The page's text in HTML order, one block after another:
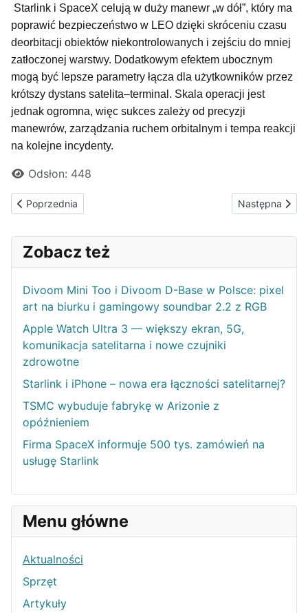
Menu główne
Aktualności
Sprzęt
Artykuły
Starlink i SpaceX celują w duży manewr „w dół”, który ma
poprawić bezpieczeństwo w LEO dzięki skróceniu czasu
deorbitacji obiektów niekontrolowanych i zejściu do mniej
zatłoczonej warstwy. Dodatkowym efektem ubocznym
mogą być lepsze parametry łącza dla użytkowników przez
krótszy dystans satelita–terminal. Skala operacji jest
jednak ogromna, więc sukces zależy od precyzji
manewrów, zarządzania ruchem orbitalnym i tempa reakcji
na kolejne incydenty.
Odsłon: 448
Poprzednia strona: MSI GeForce RTX 5090 32G LIGHTNING Z
Poprzednia Następna
Następna
Zobacz też
Divoom Mini Too i Divoom D-Base w Polsce: pixel
art na biurku i gamingowy soundbar 2.2 z RGB
Apple Watch Ultra 3 — większy ekran, 5G,
komunikacja satelitarna i nowe czujniki
zdrowotne
Starlink i iPhone – nowa era łączności satelitarnej?
TSMC wybuduje fabrykę w Arizonie z
opóźnieniem
Firma SpaceX informuje 500 tys. zamówień na
usługę Starlink